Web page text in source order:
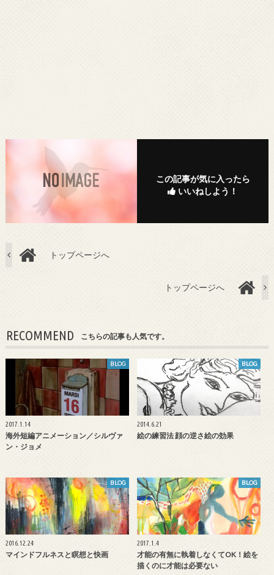
この記事が気に入ったら
いいねしよう！
トップページへ
トップページへ
RECOMMEND こちらの記事も人気です。
BLOG
2017.1.14
海外短編アニメーション／シルヴァ
ン・ジョメ
BLOG
2014.6.21
絵の練習法 顔の逆さ絵の効果
BLOG
2016.12.24
マインドフルネスと瞑想と快画
BLOG
2017.1.4
才能の有無に執着しなくてOK！絵を
描くのに才能は必要ない